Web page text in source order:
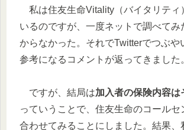
私は住友生命Vitality（バイタリティ
いるのですが、一度ネットで調べてみ
からなかった。それでTwitterでつぶや
参考になるコメントが返ってきました
ですが、結局は加入者の保険内容は
っていうことで、住友生命のコールセ
合わせてみることにしました。結果、